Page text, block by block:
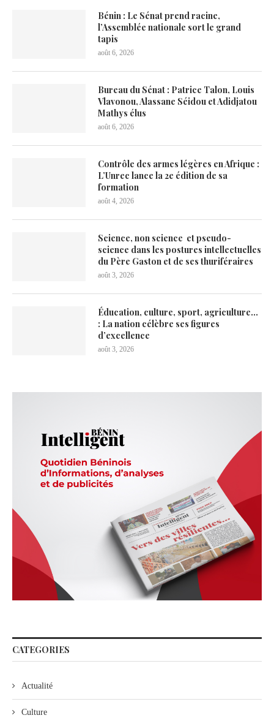
Bénin : Le Sénat prend racine,
l’Assemblée nationale sort le grand
tapis
août 6, 2026
Bureau du Sénat : Patrice Talon, Louis
Vlavonou, Alassane Séidou et Adidjatou
Mathys élus
août 6, 2026
Contrôle des armes légères en Afrique :
L’Unrec lance la 2e édition de sa
formation
août 4, 2026
Science, non science et pseudo-
science dans les postures intellectuelles
du Père Gaston et de ses thuriféraires
août 3, 2026
Éducation, culture, sport, agriculture…
: La nation célèbre ses figures
d’excellence
août 3, 2026
CATEGORIES
Actualité
Culture